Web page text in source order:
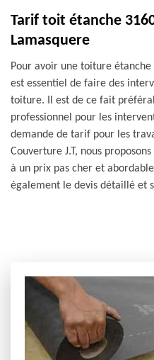
Tarif toit étanche
Lamasquere
Pour avoir une toiture étanche
est essentiel de faire des
toiture. Il est de ce fait
professionnel pour les
demande de tarif pour les
Couverture J.T, nous
à un prix pas cher et
également le devis détaillé et